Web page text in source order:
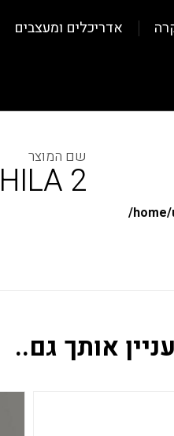
אדריכלים ומעצבים
/home/
2
אותך גם..